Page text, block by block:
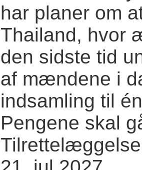
har planer om
Thailand, hvor
den sidste tid
af mændene i
indsamling til
Pengene skal